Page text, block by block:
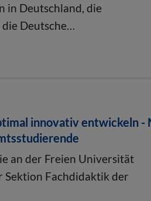
in Deutschland, die
Deutsche…
innovativ entwickeln -
an der Freien Universität
Sektion Fachdidaktik der